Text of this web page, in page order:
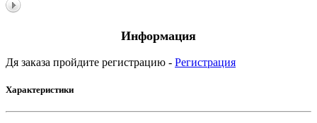
Информация
Дя заказа пройдите регистрацию - Регистрация
Характеристики